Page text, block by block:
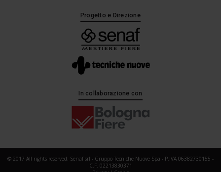
Progetto e Direzione
In collaborazione con
© 2017 All rights reserved. Senaf srl - Gruppo Tecniche Nuove Spa - P.IVA 06382730155 -
C.F. 02213830371